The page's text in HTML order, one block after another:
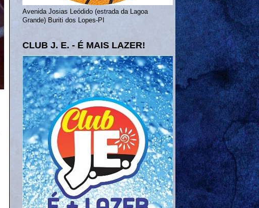
Avenida Josias Leódido (estrada da Lagoa
Grande) Buriti dos Lopes-PI
CLUB J. E. - É MAIS LAZER!